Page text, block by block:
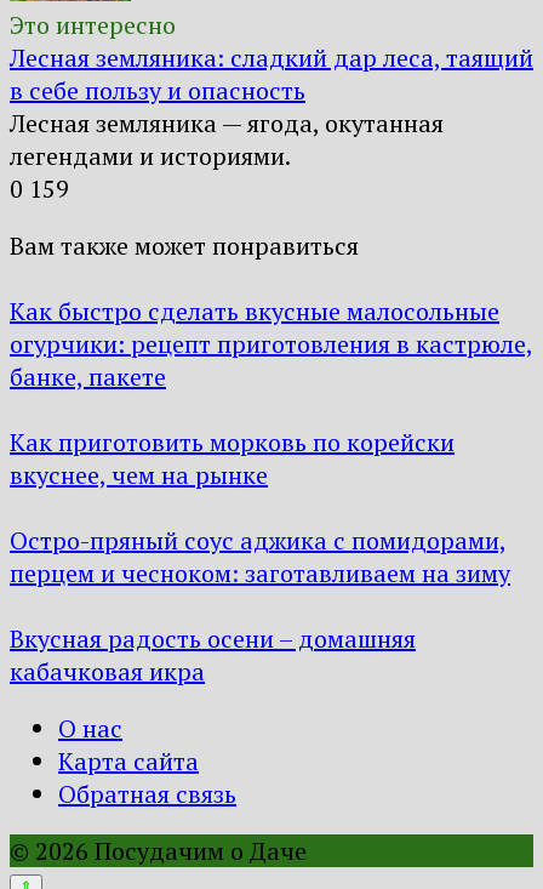
Это интересно
Лесная земляника: сладкий дар леса, таящий
в себе пользу и опасность
Лесная земляника — ягода, окутанная
легендами и историями.
0 159
Вам также может понравиться
Как быстро сделать вкусные малосольные
огурчики: рецепт приготовления в кастрюле,
банке, пакете
Как приготовить морковь по корейски
вкуснее, чем на рынке
Остро-пряный соус аджика с помидорами,
перцем и чесноком: заготавливаем на зиму
Вкусная радость осени – домашняя
кабачковая икра
О нас
Карта сайта
Обратная связь
© 2026 Посудачим о Даче